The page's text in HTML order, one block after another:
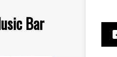
Bar